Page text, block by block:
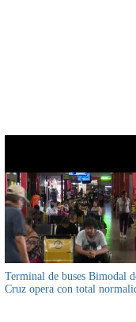
Terminal de buses Bimodal
Cruz opera con total